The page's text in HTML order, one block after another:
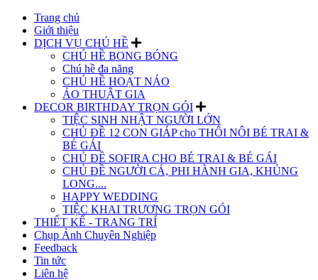
Trang chủ
Giới thiệu
DỊCH VỤ CHÚ HỀ
CHÚ HỀ BONG BÓNG
Chú hề đa năng
CHÚ HỀ HOẠT NÁO
ẢO THUẬT GIA
DECOR BIRTHDAY TRỌN GÓI
TIỆC SINH NHẬT NGƯỜI LỚN
CHỦ ĐỀ 12 CON GIÁP cho THÔI NÔI BÉ TRAI &
BÉ GÁI
CHỦ ĐỀ SOFIRA CHO BÉ TRAI & BÉ GÁI
CHỦ ĐỀ NGƯỜI CÁ, PHI HÀNH GIA, KHỦNG
LONG....
HAPPY WEDDING
TIỆC KHAI TRƯƠNG TRỌN GÓI
THIẾT KẾ - TRANG TRÍ
Chụp Ảnh Chuyên Nghiệp
Feedback
Tin tức
Liên hệ